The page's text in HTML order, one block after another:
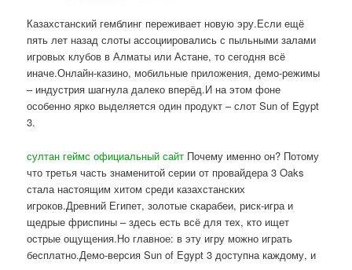
Казахстанский гемблинг переживает новую эру.Если ещё
пять лет назад слоты ассоциировались с пыльными залами
игровых клубов в Алматы или Астане, то сегодня всё
иначе.Онлайн-казино, мобильные приложения, демо-режимы
– индустрия шагнула далеко вперёд.И на этом фоне
особенно ярко выделяется один продукт – слот Sun of Egypt
3.
султан геймс официальный сайт Почему именно он? Потому
что третья часть знаменитой серии от провайдера 3 Oaks
стала настоящим хитом среди казахстанских
игроков.Древний Египет, золотые скарабеи, риск-игра и
щедрые фриспины – здесь есть всё для тех, кто ищет
острые ощущения.Но главное: в эту игру можно играть
бесплатно.Демо-версия Sun of Egypt 3 доступна каждому, и